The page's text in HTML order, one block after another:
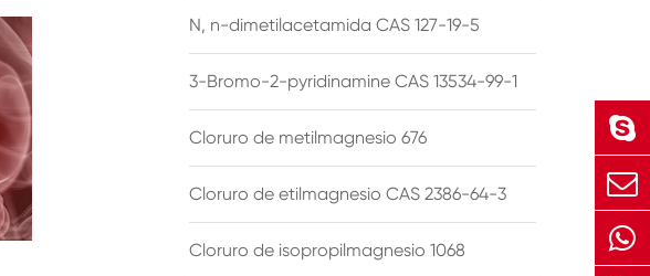
N, n-dimetilacetamida CAS 127-19-5
3-Bromo-2-pyridinamine CAS 13534-99-1
Cloruro de metilmagnesio 676
Cloruro de etilmagnesio CAS 2386-64-3
Cloruro de isopropilmagnesio 1068